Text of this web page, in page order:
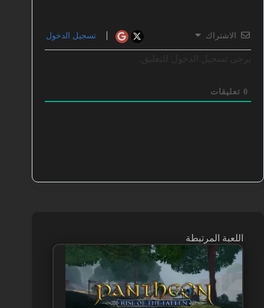
الاشتراك تسجيل الدخول
0 تعليقات
اللعبة المرتبطة